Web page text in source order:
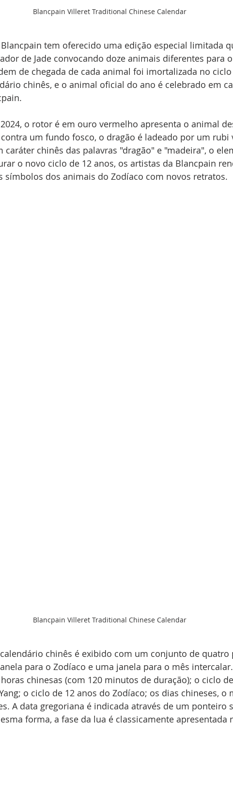
Blancpain Villeret Traditional Chinese Calendar
tem oferecido uma edição especial limitada
de Jade convocando doze animais diferentes para
de chegada de cada animal foi imortalizada no
chinês, e o animal oficial do ano é celebrado em
o rotor é em ouro vermelho apresenta o animal
um fundo fosco, o dragão é ladeado por um rubi
caráter chinês das palavras "dragão" e "madeira", o
o novo ciclo de 12 anos, os artistas da Blancpain
símbolos dos animais do Zodíaco com novos retratos.
Blancpain Villeret Traditional Chinese Calendar
chinês é exibido com um conjunto de quatro
para o Zodíaco e uma janela para o mês
chinesas (com 120 minutos de duração); o ciclo
o ciclo de 12 anos do Zodíaco; os dias chineses, o
A data gregoriana é indicada através de um ponteiro
forma, a fase da lua é classicamente apresentada